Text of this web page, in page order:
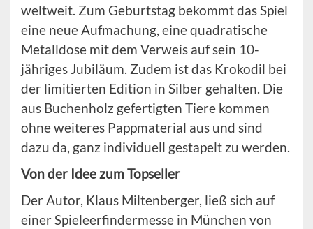
weltweit. Zum Geburtstag bekommt das Spiel
eine neue Aufmachung, eine quadratische
Metalldose mit dem Verweis auf sein 10-
jähriges Jubiläum. Zudem ist das Krokodil bei
der limitierten Edition in Silber gehalten. Die
aus Buchenholz gefertigten Tiere kommen
ohne weiteres Pappmaterial aus und sind
dazu da, ganz individuell gestapelt zu werden.
Von der Idee zum Topseller
Der Autor, Klaus Miltenberger, ließ sich auf
einer Spieleerfindermesse in München von